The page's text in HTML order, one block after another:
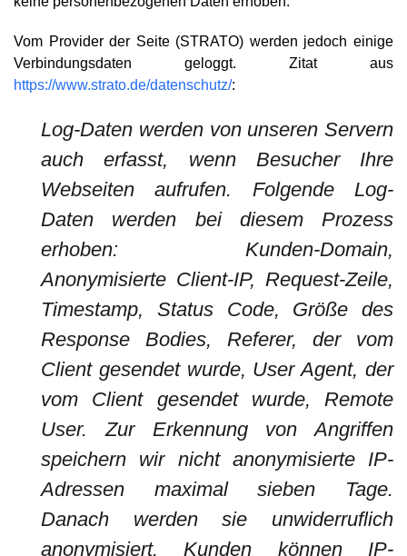
Vom Provider der Seite (STRATO) werden jedoch einige
Verbindungsdaten geloggt. Zitat aus
https://www.strato.de/datenschutz/:
Log-Daten werden von unseren Servern
auch erfasst, wenn Besucher Ihre
Webseiten aufrufen. Folgende Log-
Daten werden bei diesem Prozess
erhoben: Kunden-Domain,
Anonymisierte Client-IP, Request-Zeile,
Timestamp, Status Code, Größe des
Response Bodies, Referer, der vom
Client gesendet wurde, User Agent, der
vom Client gesendet wurde, Remote
User. Zur Erkennung von Angriffen
speichern wir nicht anonymisierte IP-
Adressen maximal sieben Tage.
Danach werden sie unwiderruflich
anonymisiert. Kunden können IP-